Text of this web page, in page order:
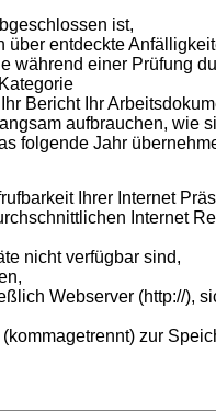
ist,
entdeckte
während einer Prüfung
Bericht Ihr
aufbrauchen, wie
folgende Jahr
Ihrer Internet
Internet
nicht verfügbar sind,
Webserver (http://),
zur